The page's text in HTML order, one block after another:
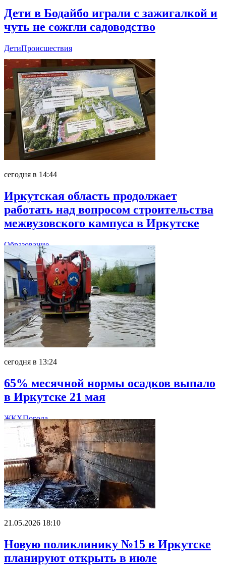
Дети в Бодайбо играли с зажигалкой и
чуть не сожгли садоводство
ДетиПроисшествия
сегодня в 14:44
Иркутская область продолжает
работать над вопросом строительства
межвузовского кампуса в Иркутске
Образование
сегодня в 13:24
65% месячной нормы осадков выпало
в Иркутске 21 мая
ЖКХПогода
21.05.2026 18:10
Новую поликлинику №15 в Иркутске
планируют открыть в июле